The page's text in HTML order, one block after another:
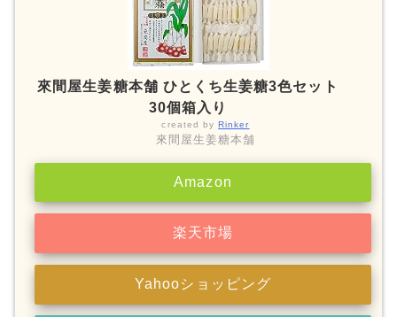
來間屋生姜糖本舗 ひとくち生姜糖3色セット
30個箱入り
created byRinker
來間屋生姜糖本舗
Amazon
楽天市場
Yahooショッピング